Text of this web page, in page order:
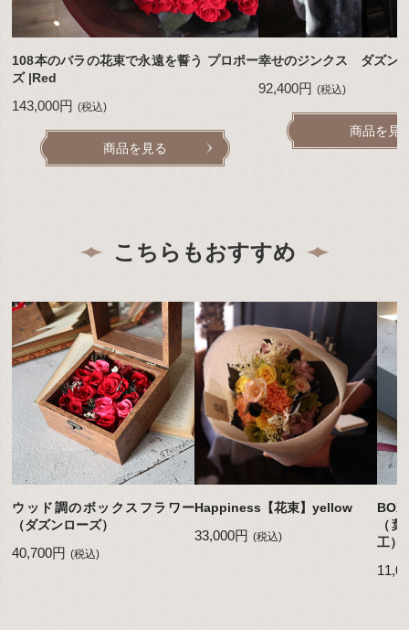
108本のバラの花束で永遠を誓う プロポー
ズ |Red
143,000円 (税込)
商品を見る
幸せのジンクス ダズン
92,400円 (税込)
商品を見
こちらもおすすめ
ウッド調のボックスフラワー
（ダズンローズ）
40,700円 (税込)
Happiness【花束】yellow
33,000円 (税込)
（
工）